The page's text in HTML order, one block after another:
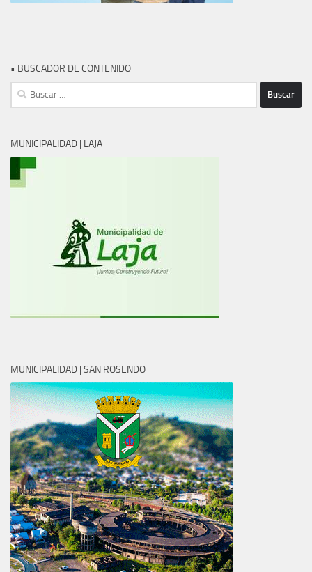
• BUSCADOR DE CONTENIDO
Buscar:
MUNICIPALIDAD | LAJA
MUNICIPALIDAD | SAN ROSENDO